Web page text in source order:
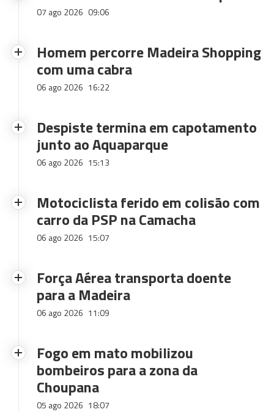
07 ago 2026 09:06
Homem percorre Madeira Shopping
com uma cabra
06 ago 2026 16:22
Despiste termina em capotamento
junto ao Aquaparque
06 ago 2026 15:13
Motociclista ferido em colisão com
carro da PSP na Camacha
06 ago 2026 15:07
Força Aérea transporta doente
para a Madeira
06 ago 2026 11:09
Fogo em mato mobilizou
bombeiros para a zona da
Choupana
05 ago 2026 18:07